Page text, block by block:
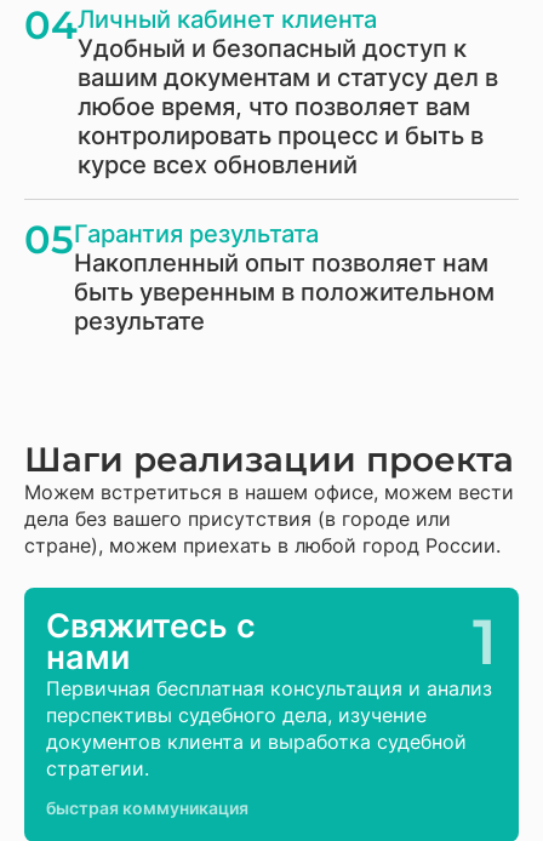
04Личный кабинет клиента
Удобный и безопасный доступ к
вашим документам и статусу дел в
любое время, что позволяет вам
контролировать процесс и быть в
курсе всех обновлений
05Гарантия результата
Накопленный опыт позволяет нам
быть уверенным в положительном
результате
Шаги реализации проекта
Можем встретиться в нашем офисе, можем вести
дела без вашего присутствия (в городе или
стране), можем приехать в любой город России.
Свяжитесь с
нами
1
Первичная бесплатная консультация и анализ
перспективы судебного дела, изучение
документов клиента и выработка судебной
стратегии.
быстрая коммуникация